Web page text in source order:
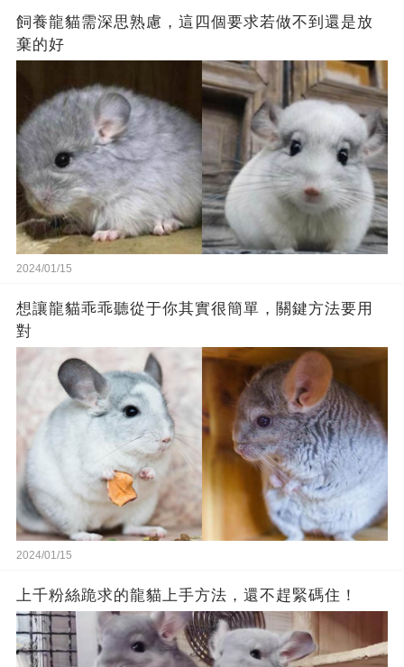
飼養龍貓需深思熟慮，這四個要求若做不到還是放
棄的好
2024/01/15
想讓龍貓乖乖聽從于你其實很簡單，關鍵方法要用
對
2024/01/15
上千粉絲跪求的龍貓上手方法，還不趕緊碼住！